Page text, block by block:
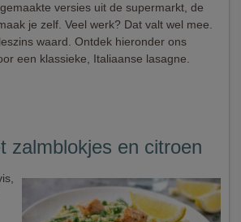
versies uit de supermarkt, de
je zelf. Veel werk? Dat valt wel mee.
waard. Ontdek hieronder ons
een klassieke, Italiaanse lasagne.
zalmblokjes en citroen